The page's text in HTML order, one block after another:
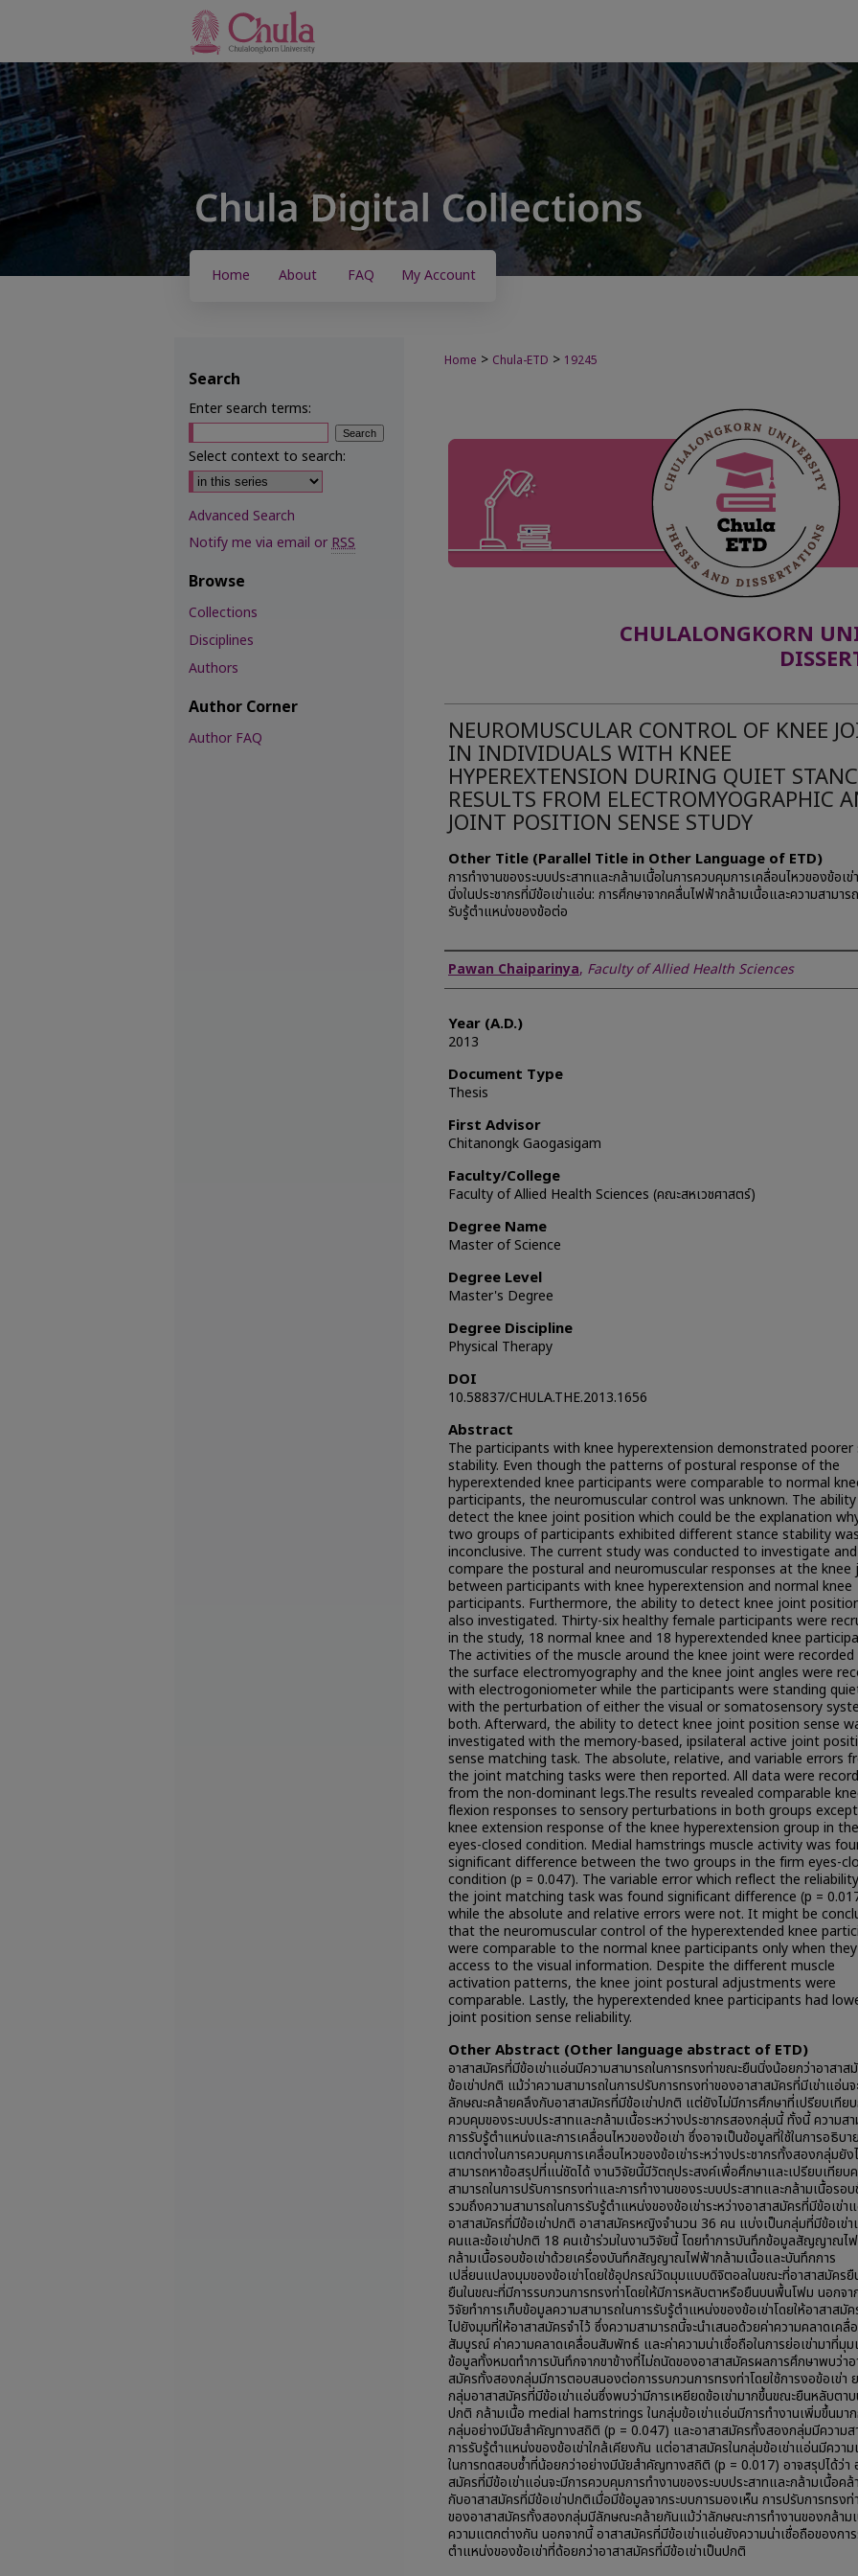
Home About FAQ My Account
Home > Chula-ETD > 19245
CHULALONGKORN
NEUROMUSCULAR CONTROL OF KNEE
IN INDIVIDUALS WITH KNEE
HYPEREXTENSION DURING QUIET
RESULTS FROM ELECTROMYOGRAPHIC
JOINT POSITION SENSE STUDY
Other Title (Parallel Title in Other Language of ETD)
การทำงานของระบบประสาทและกล้ามเนื้อในการควบคุมการเคลื่อนไหวของข้อเ
นิ่งในประชากรที่มีข้อเข่าแอ่น: การศึกษาจากคลื่นไฟฟ้ากล้ามเนื้อและความสามาร
รับรู้ตำแหน่งของข้อต่อ
Author
Pawan Chaiparinya, Faculty of Allied Health Sciences
Year (A.D.)
2013
Document Type
Thesis
First Advisor
Chitanongk Gaogasigam
Faculty/College
Faculty of Allied Health Sciences (คณะสหเวชศาสตร์)
Degree Name
Master of Science
Degree Level
Master's Degree
Degree Discipline
Physical Therapy
DOI
10.58837/CHULA.THE.2013.1656
Abstract
The participants with knee hyperextension demonstrated poorer
stability. Even though the patterns of postural response of the
hyperextended knee participants were comparable to normal
participants, the neuromuscular control was unknown. The
detect the knee joint position which could be the explanation
two groups of participants exhibited different stance stability
inconclusive. The current study was conducted to investigate and
compare the postural and neuromuscular responses at the knee
between participants with knee hyperextension and normal knee
participants. Furthermore, the ability to detect knee joint
also investigated. Thirty-six healthy female participants were
in the study, 18 normal knee and 18 hyperextended knee
The activities of the muscle around the knee joint were
the surface electromyography and the knee joint angles were
with electrogoniometer while the participants were standing
with the perturbation of either the visual or somatosensory
both. Afterward, the ability to detect knee joint position sense
investigated with the memory-based, ipsilateral active joint
sense matching task. The absolute, relative, and variable errors
the joint matching tasks were then reported. All data were
from the non-dominant legs.The results revealed comparable
flexion responses to sensory perturbations in both groups
knee extension response of the knee hyperextension group in
eyes-closed condition. Medial hamstrings muscle activity was
significant difference between the two groups in the firm eyes-
condition (p = 0.047). The variable error which reflect the
the joint matching task was found significant difference (p =
while the absolute and relative errors were not. It might be
that the neuromuscular control of the hyperextended knee
were comparable to the normal knee participants only when
access to the visual information. Despite the different muscle
activation patterns, the knee joint postural adjustments were
comparable. Lastly, the hyperextended knee participants had
joint position sense reliability.
Other Abstract (Other language abstract of ETD)
อาสาสมัครที่มีข้อเข่าแอ่นมีความสามารถในการทรงท่าขณะยืนนิ่งน้อยกว่าอาสาส
ข้อเข่าปกติ แม้ว่าความสามารถในการปรับการทรงท่าของอาสาสมัครที่มีเข่าแอ่น
ลักษณะคล้ายคลึงกับอาสาสมัครที่มีข้อเข่าปกติ แต่ยังไม่มีการศึกษาที่เปรียบเทีย
ควบคุมของระบบประสาทและกล้ามเนื้อระหว่างประชากรสองกลุ่มนี้ ทั้งนี้ ความสา
การรับรู้ตำแหน่งและการเคลื่อนไหวของข้อเข่า ซึ่งอาจเป็นข้อมูลที่ใช้ในการอธิบา
แตกต่างในการควบคุมการเคลื่อนไหวของข้อเข่าระหว่างประชากรทั้งสองกลุ่มยัง
สามารถหาข้อสรุปที่แน่ชัดได้ งานวิจัยนี้มีวัตถุประสงค์เพื่อศึกษาและเปรียบเทียบ
สามารถในการปรับการทรงท่าและการทำงานของระบบประสาทและกล้ามเนื้อรอบ
รวมถึงความสามารถในการรับรู้ตำแหน่งของข้อเข่าระหว่างอาสาสมัครที่มีข้อเข่า
อาสาสมัครที่มีข้อเข่าปกติ อาสาสมัครหญิงจำนวน 36 คน แบ่งเป็นกลุ่มที่มีข้อเข่
คนและข้อเข่าปกติ 18 คนเข้าร่วมในงานวิจัยนี้ โดยทำการบันทึกข้อมูลสัญญาณไ
กล้ามเนื้อรอบข้อเข่าด้วยเครื่องบันทึกสัญญาณไฟฟ้ากล้ามเนื้อและบันทึกการ
เปลี่ยนแปลงมุมของข้อเข่าโดยใช้อุปกรณ์วัดมุมแบบดิจิตอลในขณะที่อาสาสมัคร
ยืนในขณะที่มีการรบกวนการทรงท่าโดยให้มีการหลับตาหรือยืนบนพื้นโฟม นอกจ
วิจัยทำการเก็บข้อมูลความสามารถในการรับรู้ตำแหน่งของข้อเข่าโดยให้อาสาสมัค
ไปยังมุมที่ให้อาสาสมัครจำไว้ ซึ่งความสามารถนี้จะนำเสนอด้วยค่าความคลาดเคลื่
สัมบูรณ์ ค่าความคลาดเคลื่อนสัมพัทธ์ และค่าความน่าเชื่อถือในการย่อเข่ามาที่มุม
ข้อมูลทั้งหมดทำการบันทึกจากขาข้างที่ไม่ถนัดของอาสาสมัครผลการศึกษาพบว่าอ
สมัครทั้งสองกลุ่มมีการตอบสนองต่อการรบกวนการทรงท่าโดยใช้การงอข้อเข่า
กลุ่มอาสาสมัครที่มีข้อเข่าแอ่นซึ่งพบว่ามีการเหยียดข้อเข่ามากขึ้นขณะยืนหลับตา
ปกติ กล้ามเนื้อ medial hamstrings ในกลุ่มข้อเข่าแอ่นมีการทำงานเพิ่มขึ้นมา
กลุ่มอย่างมีนัยสำคัญทางสถิติ (p = 0.047) และอาสาสมัครทั้งสองกลุ่มมีความส
การรับรู้ตำแหน่งของข้อเข่าใกล้เคียงกัน แต่อาสาสมัครในกลุ่มข้อเข่าแอ่นมีควา
ในการทดสอบซ้ำที่น้อยกว่าอย่างมีนัยสำคัญทางสถิติ (p = 0.017) อาจสรุปได้ว่า
สมัครที่มีข้อเข่าแอ่นจะมีการควบคุมการทำงานของระบบประสาทและกล้ามเนื้อค
กับอาสาสมัครที่มีข้อเข่าปกติเมื่อมีข้อมูลจากระบบการมองเห็น การปรับการทรงท่
ของอาสาสมัครทั้งสองกลุ่มมีลักษณะคล้ายกันแม้ว่าลักษณะการทำงานของกล้าม
ความแตกต่างกัน นอกจากนี้ อาสาสมัครที่มีข้อเข่าแอ่นยังความน่าเชื่อถือของกา
ตำแหน่งของข้อเข่าที่ด้อยกว่าอาสาสมัครที่มีข้อเข่าเป็นปกติ
Search
Enter search terms:
Select context to search:
Advanced Search
Notify me via email orRSS
Browse
Collections
Disciplines
Authors
Author Corner
Author FAQ